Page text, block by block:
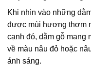
Khi nhìn vào những
được mùi hương thơm
cạnh đó, dằm gỗ mang
về màu nâu đỏ hoặc
ánh sáng.